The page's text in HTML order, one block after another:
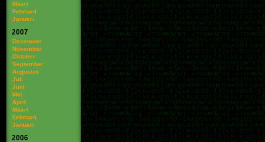
Maart
Februari
Januari
2007
December
November
Oktober
September
Augustus
Juli
Juni
Mei
April
Maart
Februari
Januari
2006